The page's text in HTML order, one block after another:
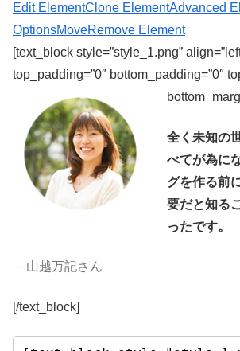
Edit ElementClone ElementAdvanced
OptionsMoveRemove Element
[text_block style=”style_1.png”
top_padding=”0″ bottom_padding=”0″
全く未知の
べてが為に
グを作る前
要だと知る
ったです。
– 山越万記さん
[/text_block]